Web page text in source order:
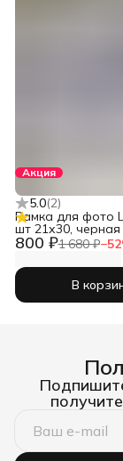
Акция
5.0(2)
800 ₽1 680 ₽−52
Рамка для фото
шт 21х30, черная
В